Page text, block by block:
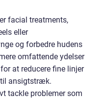
facial treatments,
eller
og forbedre hudens
omfattende ydelser
at reducere fine linjer
ansigtstræk.
tackle problemer som